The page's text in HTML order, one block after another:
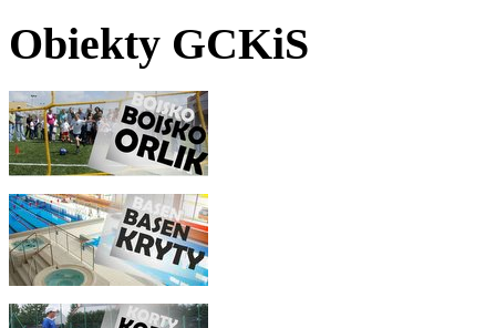
Obiekty GCKiS